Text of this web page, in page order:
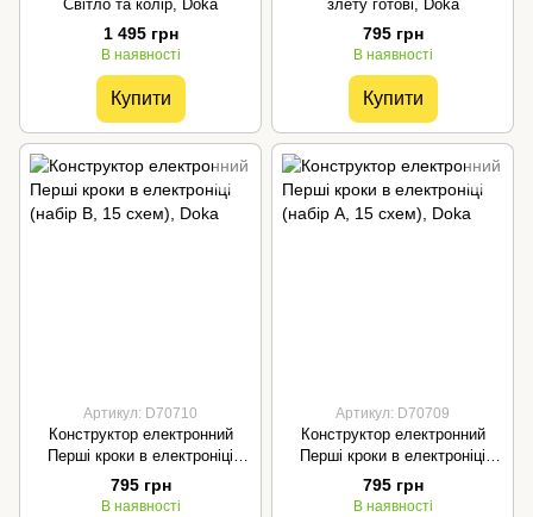
Світло та колір, Doka
1 495 грн
В наявності
Купити
злету готові, Doka
795 грн
В наявності
Купити
Артикул: D70710
Конструктор електронний
Перші кроки в електроніці
(набір В, 15 схем), Doka
795 грн
В наявності
Артикул: D70709
Конструктор електронний
Перші кроки в електроніці
(набір А, 15 схем), Doka
795 грн
В наявності